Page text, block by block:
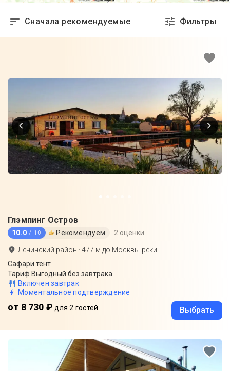
Сначала рекомендуемые Фильтры
Глэмпинг Остров
10.0 / 10 Рекомендуем 2 оценки
Ленинский район ·477 м до Москвы-реки
Сафари тент
Тариф Выгодный без завтрака
Включен завтрак
Моментальное подтверждение
от 8 730 ₽ для 2 гостей Выбрать